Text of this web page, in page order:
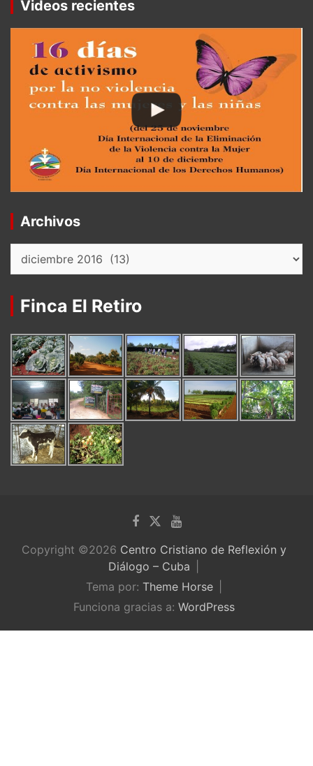
Videos recientes
Archivos
Archivos
Finca El Retiro
Copyright ©2026 Centro Cristiano de Reflexión y
Diálogo – Cuba
Tema por: Theme Horse
Funciona gracias a: WordPress